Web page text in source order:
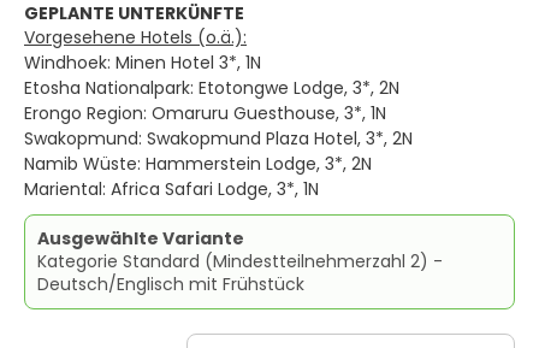
GEPLANTE UNTERKÜNFTE
Vorgesehene Hotels (o.ä.):
Windhoek: Minen Hotel 3*, 1N
Etosha Nationalpark: Etotongwe Lodge, 3*, 2N
Erongo Region: Omaruru Guesthouse, 3*, 1N
Swakopmund: Swakopmund Plaza Hotel, 3*, 2N
Namib Wüste: Hammerstein Lodge, 3*, 2N
Mariental: Africa Safari Lodge, 3*, 1N
Ausgewählte Variante
Kategorie Standard (Mindestteilnehmerzahl 2) -
Deutsch/Englisch mit Frühstück